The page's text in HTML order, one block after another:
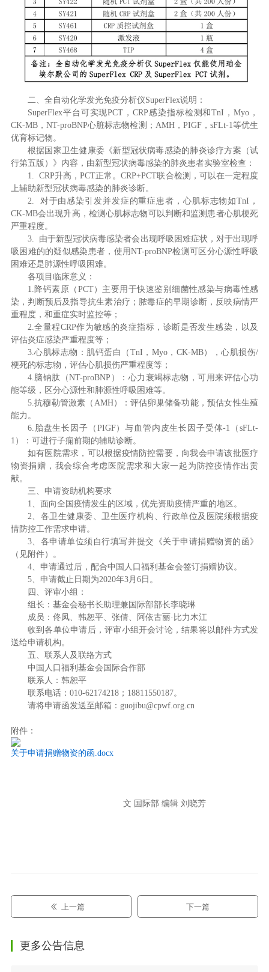
二、全自动化学发光免疫分析仪SuperFlex说明：
SuperFlex平台可实现PCT，CRP感染指标检测和TnI，Myo，
CK-MB，NT-proBNP心脏标志物检测；AMH，PIGF，sFLt-1等优生
优育标记物。
根据国家卫生健康委《新型冠状病毒感染的肺炎诊疗方案（试
行第五版）》内容，由新型冠状病毒感染的肺炎患者实验室检查：
1. CRP升高，PCT正常。CRP+PCT联合检测，可以在一定程度
上辅助新型冠状病毒感染的肺炎诊断。
2. 对于由感染引发并发症的重症患者，心肌标志物如TnI，
CK-MB会出现升高，检测心肌标志物可以判断和监测患者心肌梗死
严重程度。
3. 由于新型冠状病毒感染者会出现呼吸困难症状，对于出现呼
吸困难的的疑似感染患者，使用NT-proBNP检测可区分心源性呼吸
困难还是肺源性呼吸困难。
各项目临床意义：
1.降钙素原（PCT）主要用于快速鉴别细菌性感染与病毒性感
染，判断预后及指导抗生素治疗；脓毒症的早期诊断，反映病情严
重程度，和重症实时监控等；
2.全量程CRP作为敏感的炎症指标，诊断是否发生感染，以及
评估炎症感染严重程度等；
3.心肌标志物：肌钙蛋白（TnI，Myo，CK-MB），心肌损伤/
梗死的标志物，评估心肌损伤严重程度等；
4.脑钠肽（NT-proBNP）：心力衰竭标志物，可用来评估心功
能等级，区分心源性和肺源性呼吸困难等。
5.抗穆勒管激素（AMH）：评估卵巢储备功能，预估女性生殖
能力。
6.胎盘生长因子（PIGF）与血管内皮生长因子受体-1（sFLt-
1）：可进行子痫前期的辅助诊断。
如有医院需求，可以根据疫情防控需要，向我会申请该批医疗
物资捐赠，我会综合考虑医院需求和大家一起为防控疫情作出贡
献。
三、申请资助机构要求
1、面向全国疫情发生的区域，优先资助疫情严重的地区。
2、各卫生健康委、卫生医疗机构、行政单位及医院须根据疫
情防控工作需求申请。
3、各申请单位须自行填写并提交《关于申请捐赠物资的函》
（见附件）。
4、申请通过后，配合中国人口福利基金会签订捐赠协议。
5、申请截止日期为2020年3月6日。
四、评审小组：
组长：基金会秘书长助理兼国际部部长李晓琳
成员：佟凤、韩恕平、张倩、阿依古丽·比力木江
收到各单位申请后，评审小组开会讨论，结果将以邮件方式发
送给申请机构。
五、联系人及联络方式
中国人口福利基金会国际合作部
联系人：韩恕平
联系电话：010-62174218；18811550187。
请将申请函发送至邮箱：guojibu@cpwf.org.cn
附件：
关于申请捐赠物资的函.docx
文 国际部 编辑 刘晓芳
上一篇 下一篇
更多公告信息